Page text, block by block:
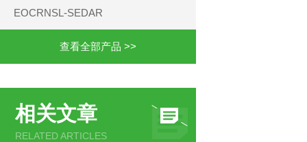
EOCRNSL-SEDAR
查看全部产品 >>
相关文章
RELATED ARTICLES